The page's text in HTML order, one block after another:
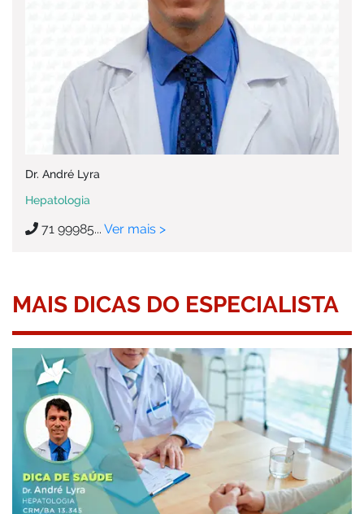
Dr. André Lyra
Hepatologia
71 99985... Ver mais >
MAIS DICAS DO ESPECIALISTA